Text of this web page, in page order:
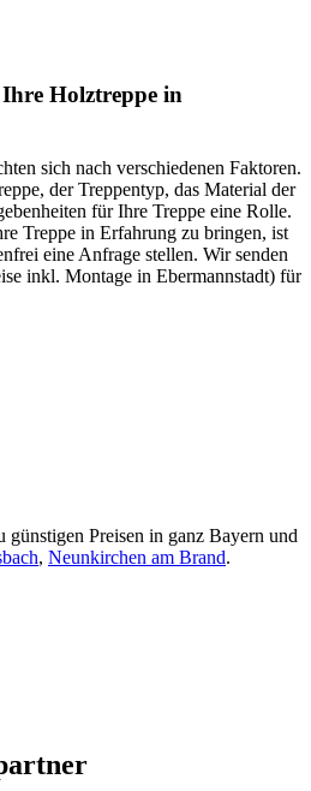
Holztreppe in
sich nach verschiedenen Faktoren.
der Treppentyp, das Material der
für Ihre Treppe eine Rolle.
Treppe in Erfahrung zu bringen, ist
eine Anfrage stellen. Wir senden
inkl. Montage in Ebermannstadt) für
günstigen Preisen in ganz Bayern und
, Neunkirchen am Brand.